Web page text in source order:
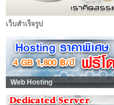
เว็บสำเร็จรูป
Web Hosting